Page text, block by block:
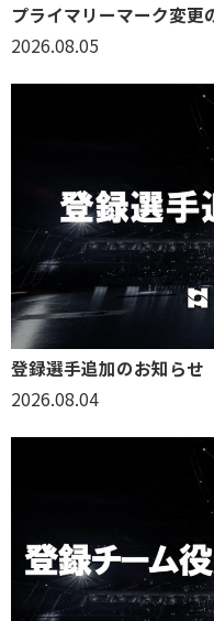
プライマリーマーク変更
2026.08.05
登録選手追加のお知らせ
2026.08.04